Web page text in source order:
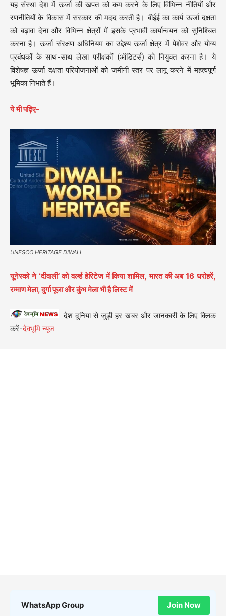
यह संस्था देश में ऊर्जा की खपत को कम करने के लिए विभिन्न नीतियों और
रणनीतियों के विकास में सरकार की मदद करती है। बीईई का कार्य ऊर्जा दक्षता
को बढ़ावा देना और विभिन्न क्षेत्रों में इसके प्रभावी कार्यान्वयन को सुनिश्चित
करना है। ऊर्जा संरक्षण अधिनियम का उद्देश्य ऊर्जा क्षेत्र में पेशेवर और योग्य
प्रबंधकों के साथ-साथ लेखा परीक्षकों (ऑडिटर्स) को नियुक्त करना है। ये
विशेषज्ञ ऊर्जा दक्षता परियोजनाओं को जमीनी स्तर पर लागू करने में महत्वपूर्ण
भूमिका निभाते हैं।
ये भी पढ़िए-
UNESCO HERITAGE DIWALI
यूनेस्को ने ‘दीवाली’ को वर्ल्ड हेरिटेज में किया शामिल, भारत की अब 16 धरोहरें,
रम्माण मेला, दुर्गा पूजा और कुंभ मेला भी है लिस्ट में
देश दुनिया से जुड़ी हर खबर और जानकारी के लिए क्लिक
करें-देवभूमि न्यूज
WhatsApp Group Join Now